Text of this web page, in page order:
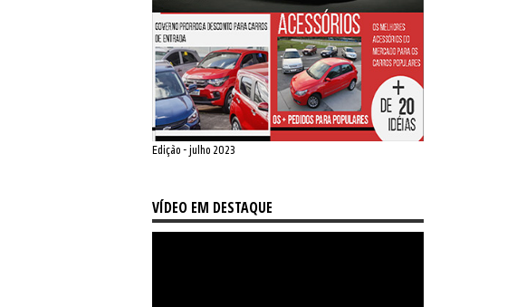
Edição - julho 2023
VÍDEO EM DESTAQUE